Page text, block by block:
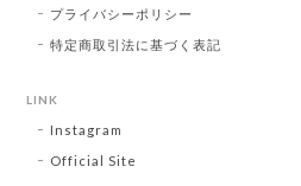
プライバシーポリシー
特定商取引法に基づく表記
LINK
Instagram
Official Site